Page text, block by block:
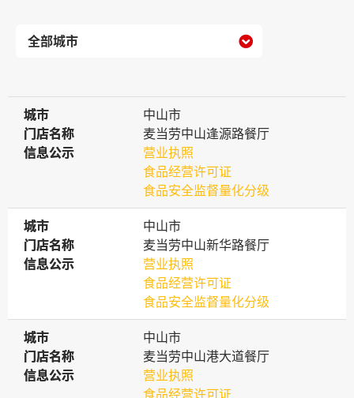

城市
城市
中山市
门店名称
门店名称
麦当劳中山逢源路餐厅
信息公示
信息公示
营业执照
食品经营许可证
食品安全监督量化分级
城市
城市
中山市
门店名称
门店名称
麦当劳中山新华路餐厅
信息公示
信息公示
营业执照
食品经营许可证
食品安全监督量化分级
城市
城市
中山市
门店名称
门店名称
麦当劳中山港大道餐厅
信息公示
信息公示
营业执照
食品经营许可证